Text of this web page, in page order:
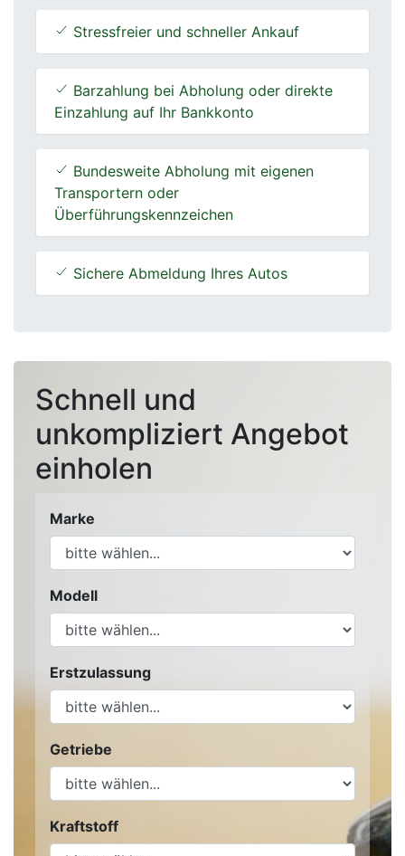
Stressfreier und schneller Ankauf
Barzahlung bei Abholung oder direkte
Einzahlung auf Ihr Bankkonto
Bundesweite Abholung mit eigenen
Transportern oder
Überführungskennzeichen
Sichere Abmeldung Ihres Autos
Schnell und
unkompliziert Angebot
einholen
Marke
Modell
Erstzulassung
Getriebe
Kraftstoff